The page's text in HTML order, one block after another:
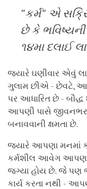
"કર્મ" એ
છે કે
૧૪મા દલાઈ
જ્યારે ઘણીવાર એવું
ગુલામ છીએ - છેવટે,
પર આધારિત છે -
આપણી પાસે
બનાવવાની ક્ષમતા છે.
જ્યારે આપણા મનમાં
કર્મશીલ આવેગ આપણને
જગ્યા હોય છે. જે પણ
કાર્ય કરતા નથી -